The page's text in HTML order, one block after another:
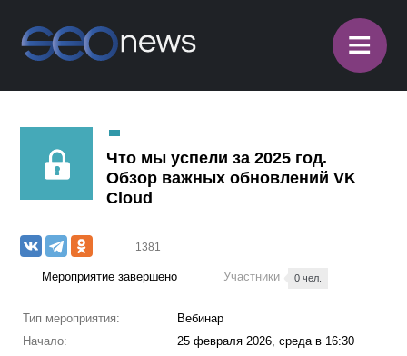
≡
Что мы успели за 2025 год.
Обзор важных обновлений VK
Cloud
1381
Мероприятие завершено Участники 0 чел.
Тип мероприятия:
Вебинар
Начало:
25 февраля 2026, среда в 16:30